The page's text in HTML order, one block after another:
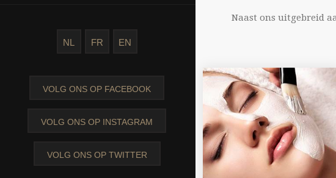
NL FR EN
VOLG ONS OP FACEBOOK
VOLG ONS OP INSTAGRAM
VOLG ONS OP TWITTER
Naast ons uitgebreid